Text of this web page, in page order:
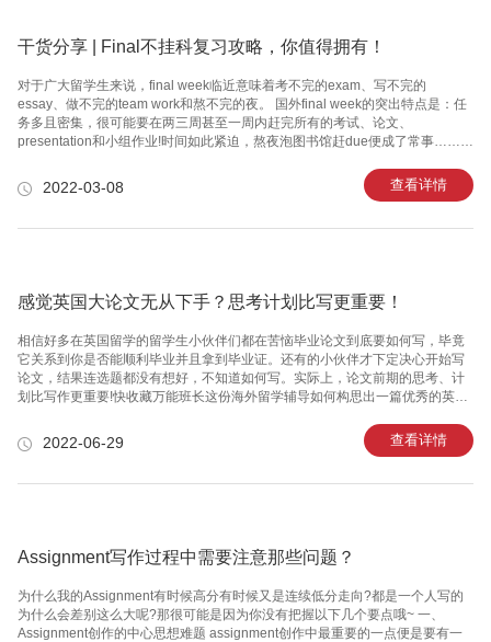
干货分享 | Final不挂科复习攻略，你值得拥有！
对于广大留学生来说，final week临近意味着考不完的exam、写不完的
essay、做不完的team work和熬不完的夜。 国外final week的突出特点是：任
务多且密集，很可能要在两三周甚至一周内赶完所有的考试、论文、
presentation和小组作业!时间如此紧迫，熬夜泡图书馆赶due便成了常事……
同等复习时间，根据你平时学习吸收程度及课程的难易程度，分出不同的等
级，合理安排好复习时间。 复习过程中要灵活，多穿插几门共同复习，避免长
什么时候都是一个非常好的习惯。 课上的笔记有助于课后复习，阅读材料也需
2022-03-08 查看详情
感觉英国大论文无从下手？思考计划比写更重要！
相信好多在英国留学的留学生小伙伴们都在苦恼毕业论文到底要如何写，毕竟
它关系到你是否能顺利毕业并且拿到毕业证。还有的小伙伴才下定决心开始写
论文，结果连选题都没有想好，不知道如何写。实际上，论文前期的思考、计
划比写作更重要!快收藏万能班长这份海外留学辅导如何构思出一篇优秀的英国
就是认为写论文的重点在于“写”。其实并不是，学术论文写作的本质根本就不
在“写”上，而在于“思考”，在于“计划”。正确的论文写作应该是70%思考/计划加
知道怎么整理，没办法把故事讲圆了。其实这个问题的本质在于：不知道如何
2022-06-29 查看详情
Assignment写作过程中需要注意那些问题？
为什么我的Assignment有时候高分有时候又是连续低分走向?都是一个人写的
为什么会差别这么大呢?那很可能是因为你没有把握以下几个要点哦~ 一、
Assignment创作的中心思想难题 assignment创作中最重要的一点便是要有一